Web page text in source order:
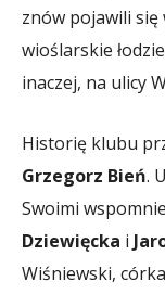
znów pojawili się
wioślarskie
inaczej, na ulicy
Historię klubu
Grzegorz Bień.
Swoimi
Dziewięcka i
Wiśniewski,